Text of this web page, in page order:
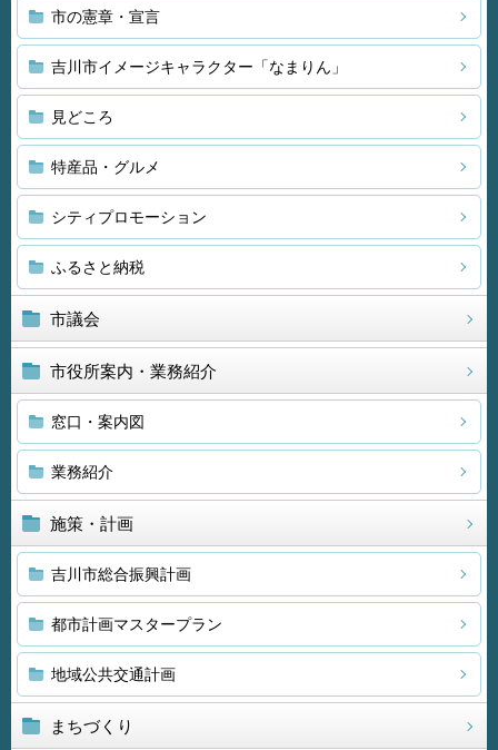
市の憲章・宣言
吉川市イメージキャラクター「なまりん」
見どころ
特産品・グルメ
シティプロモーション
ふるさと納税
市議会
市役所案内・業務紹介
窓口・案内図
業務紹介
施策・計画
吉川市総合振興計画
都市計画マスタープラン
地域公共交通計画
まちづくり